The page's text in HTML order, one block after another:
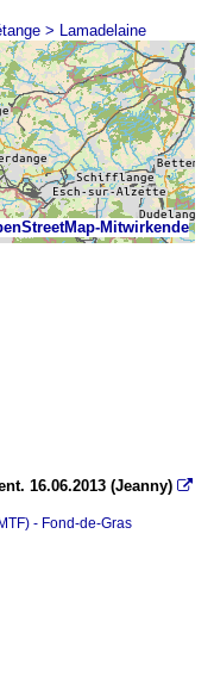
> Lamadelaine
Mitwirkende
16.06.2013 (Jeanny) 
- Fond-de-Gras